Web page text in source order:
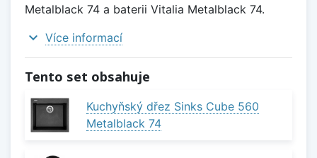
Metalblack 74 a baterii Vitalia Metalblack 74.
expand_more Více informací
Tento set obsahuje
Kuchyňský dřez Sinks Cube 560
Metalblack 74